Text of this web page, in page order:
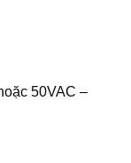
50VAC –